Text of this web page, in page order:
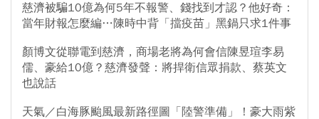
慈濟被騙10億為何5年不報警、錢找到才認？他好奇：
當年財報怎麼編…陳時中背「擋疫苗」黑鍋只求1件事
顏博文從聯電到慈濟，商場老將為何會信陳昱瑄李易
儒、豪給10億？慈濟發聲：將捍衛信眾捐款、蔡英文
也說話
天氣／白海豚颱風最新路徑圖「陸警準備」！豪大雨紫